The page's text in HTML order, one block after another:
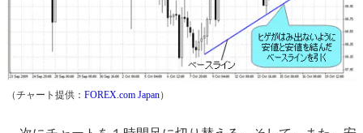
（チャート提供： FOREX.com Japan）